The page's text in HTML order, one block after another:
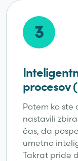
3
procesov
Potem ko ste
nastavili
čas, da
umetno
Takrat pride